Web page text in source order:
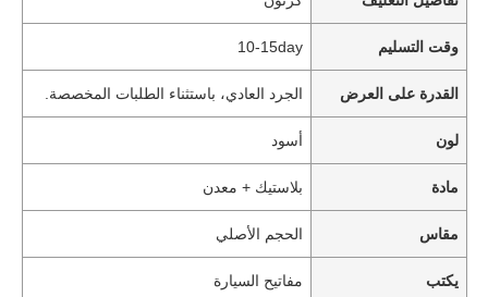
وقت التسليم 10-15day
القدرة على العرض الجرد العادي، باستثناء الطلبات المخصصة.
لون أسود
مادة بلاستيك + معدن
مقاس الحجم الأصلي
يكتب مفاتيح السيارة